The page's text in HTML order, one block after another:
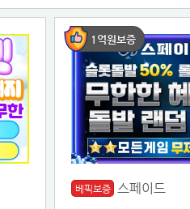
1억원보증
베픽보증 스페이드